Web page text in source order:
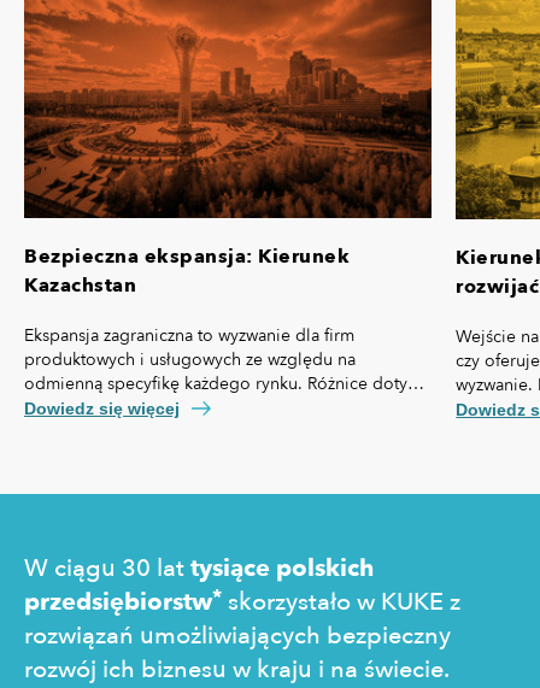
Bezpieczna ekspansja: Kierunek
Kazachstan
Ekspansja zagraniczna to wyzwanie dla firm
produktowych i usługowych ze względu na
odmienną specyfikę każdego rynku. Różnice dotyczą
nie tylko przepisów prawa czy technologii, ale też,
Dowiedz się więcej
Wejście
czy
własną
Dowiedz
W ciągu 30 lattysiące polskich
przedsiębiorstw* skorzystało w KUKE z
rozwiązań umożliwiających bezpieczny
rozwój ich biznesu w kraju i na świecie.